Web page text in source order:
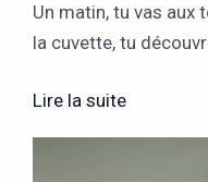
Un matin, tu vas aux
la cuvette, tu
Lire la suite